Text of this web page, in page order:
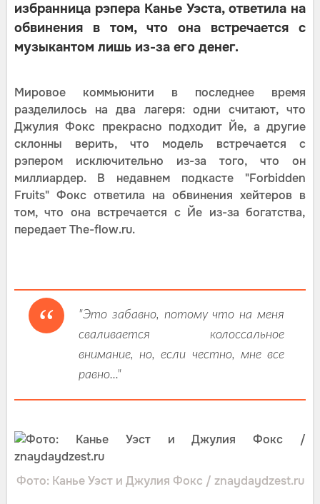
избранница рэпера Канье Уэста, ответила на
обвинения в том, что она встречается с
музыкантом лишь из-за его денег.
Мировое коммьюнити в последнее время
разделилось на два лагеря: одни считают, что
Джулия Фокс прекрасно подходит Йе, а другие
склонны верить, что модель встречается с
рэпером исключительно из-за того, что он
миллиардер. В недавнем подкасте "Forbidden
Fruits" Фокс ответила на обвинения хейтеров в
том, что она встречается с Йе из-за богатства,
передает The-flow.ru.
"Это забавно, потому что на меня
сваливается колоссальное
внимание, но, если честно, мне все
равно..."
Фото: Канье Уэст и Джулия Фокс / znaydaydzest.ru